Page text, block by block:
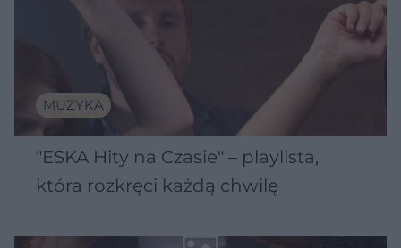
MUZYKA
"ESKA Hity na Czasie" – playlista,
która rozkręci każdą chwilę